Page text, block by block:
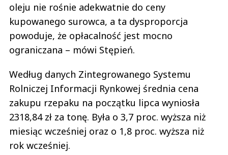
oleju nie rośnie adekwatnie do ceny
kupowanego surowca, a ta dysproporcja
powoduje, że opłacalność jest mocno
ograniczana – mówi Stępień.
Według danych Zintegrowanego Systemu
Rolniczej Informacji Rynkowej średnia cena
zakupu rzepaku na początku lipca wyniosła
2318,84 zł za tonę. Była o 3,7 proc. wyższa niż
miesiąc wcześniej oraz o 1,8 proc. wyższa niż
rok wcześniej.